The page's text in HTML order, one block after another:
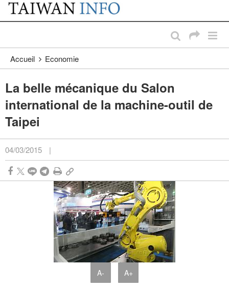
Passer au contenu principal
:::
Accueil Economie
La belle mécanique du Salon
international de la machine-outil de
Taipei
04/03/2015 |
A- A+